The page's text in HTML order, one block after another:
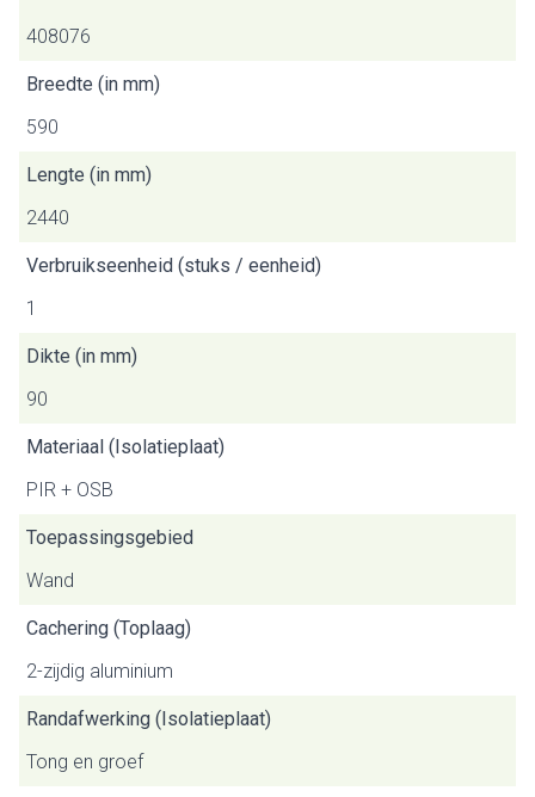
408076
Breedte (in mm)
590
Lengte (in mm)
2440
Verbruikseenheid (stuks / eenheid)
1
Dikte (in mm)
90
Materiaal (Isolatieplaat)
PIR + OSB
Toepassingsgebied
Wand
Cachering (Toplaag)
2-zijdig aluminium
Randafwerking (Isolatieplaat)
Tong en groef